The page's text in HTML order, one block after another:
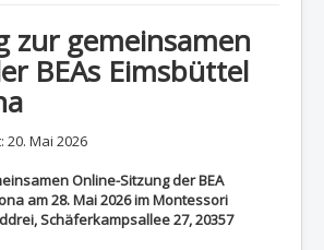
zur gemeinsamen
BEAs Eimsbüttel
Mai 2026
Online-Sitzung der BEA
am 28. Mai 2026 im Montessori
Schäferkampsallee 27, 20357